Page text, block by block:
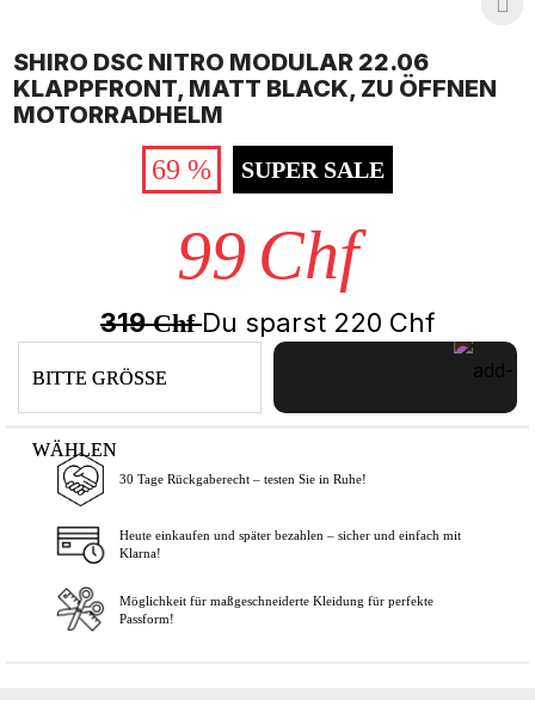
SHIRO DSC NITRO MODULAR 22.06
KLAPPFRONT, MATT BLACK, ZU ÖFFNEN
MOTORRADHELM
69 % SUPER SALE
99 Chf
319ChfDu sparst 220 Chf
BITTE GRÖSSE
WÄHLEN
In den Warenkorb
30 Tage Rückgaberecht – testen Sie in Ruhe!
Heute einkaufen und später bezahlen – sicher und einfach mit
Klarna!
Möglichkeit für maßgeschneiderte Kleidung für perfekte
Passform!